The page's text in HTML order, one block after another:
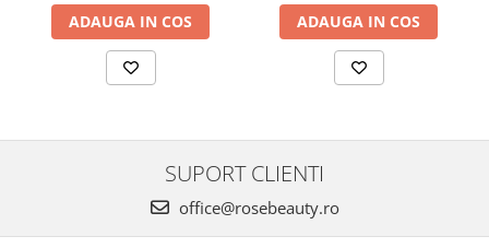
ADAUGA IN COS ADAUGA IN COS
SUPORT CLIENTI
office@rosebeauty.ro